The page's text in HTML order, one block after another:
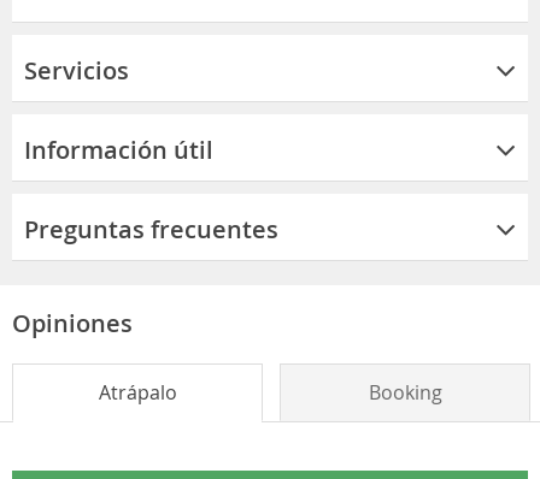
Servicios
Información útil
Preguntas frecuentes
Opiniones
Atrápalo Booking